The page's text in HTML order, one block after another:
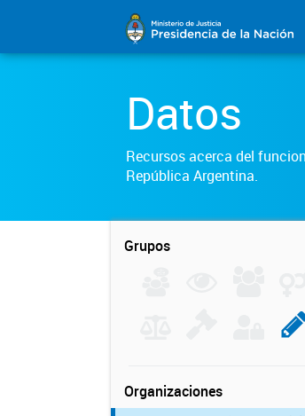
Datos
Recursos acerca del
República Argentina.
Grupos
Organizaciones